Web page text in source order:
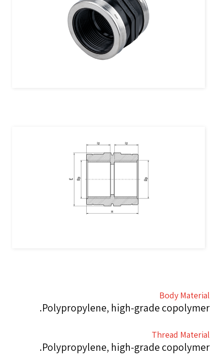
Body Material
Polypropylene, high-grade copolymer.
Thread Material
Polypropylene, high-grade copolymer.